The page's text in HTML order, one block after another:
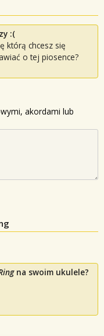
:(
którą chcesz się
o tej piosence?
akordami lub
na swoim ukulele?